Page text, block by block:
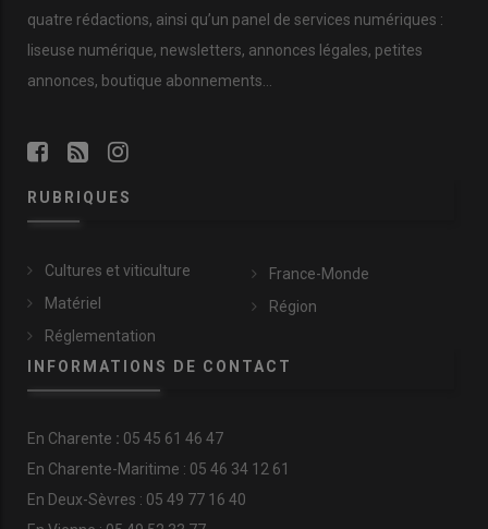
quatre rédactions, ainsi qu’un panel de services numériques :
liseuse numérique, newsletters, annonces légales, petites
annonces, boutique abonnements…
RUBRIQUES
Cultures et viticulture
Matériel
Réglementation
France-Monde
Région
INFORMATIONS DE CONTACT
En Charente : 05 45 61 46 47
En Charente-Maritime : 05 46 34 12 61
En Deux-Sèvres : 05 49 77 16 40